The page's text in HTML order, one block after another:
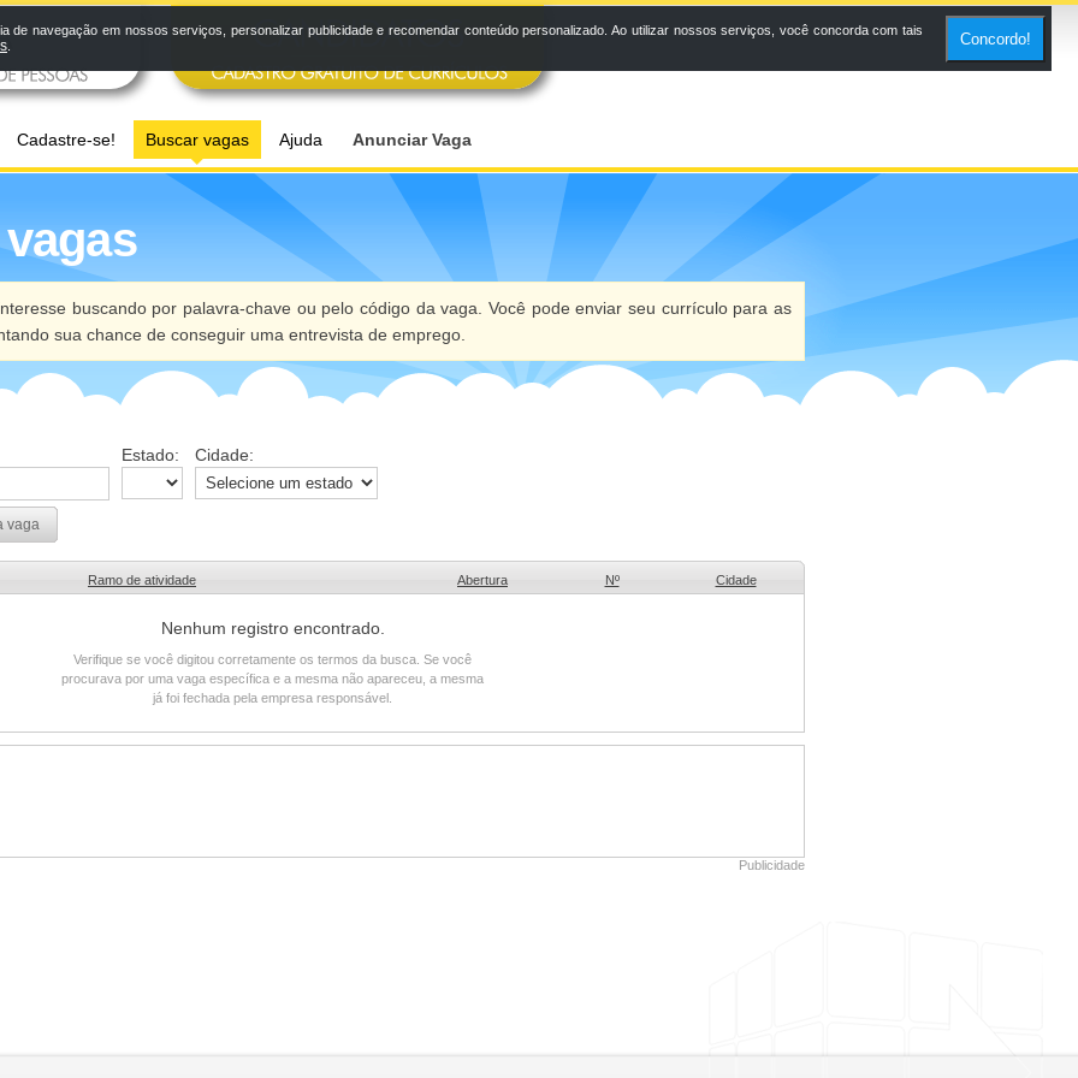
Cadastre-se! Buscar vagas Ajuda Anunciar Vaga
buscando por palavra-chave ou pelo código da vaga. Você pode enviar seu currículo para as
sua chance de conseguir uma entrevista de emprego.
Estado: Cidade:
vaga
Ramo de atividade Abertura Nº Cidade
Nenhum registro encontrado.
Verifique se você digitou corretamente os termos da busca. Se você
procurava por uma vaga específica e a mesma não apareceu, a mesma
já foi fechada pela empresa responsável.
Publicidade
navegação em nossos serviços, personalizar publicidade e recomendar conteúdo personalizado. Ao utilizar nossos serviços, você concorda com tais
Concordo!